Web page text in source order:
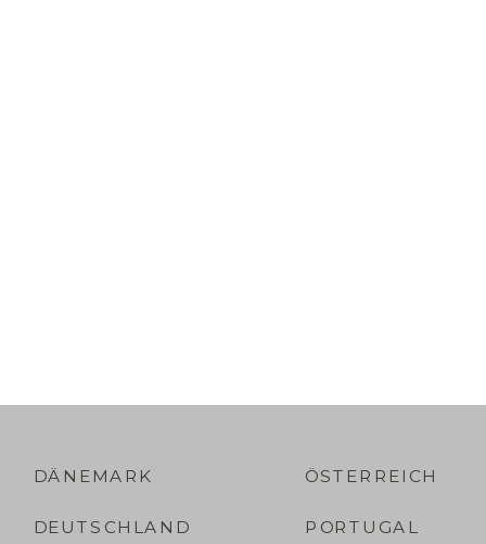
PORTUGAL
ÖSTERREICH
DEUTSCHLAND
DÄNEMARK